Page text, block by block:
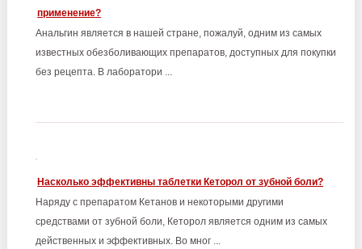
применение?
Анальгин является в нашей стране, пожалуй, одним из самых
известных обезболивающих препаратов, доступных для покупки
без рецепта. В лаборатори ...
Насколько эффективны таблетки Кеторол от зубной боли?
Наряду с препаратом Кетанов и некоторыми другими
средствами от зубной боли, Кеторол является одним из самых
действенных и эффективных. Во мног ...